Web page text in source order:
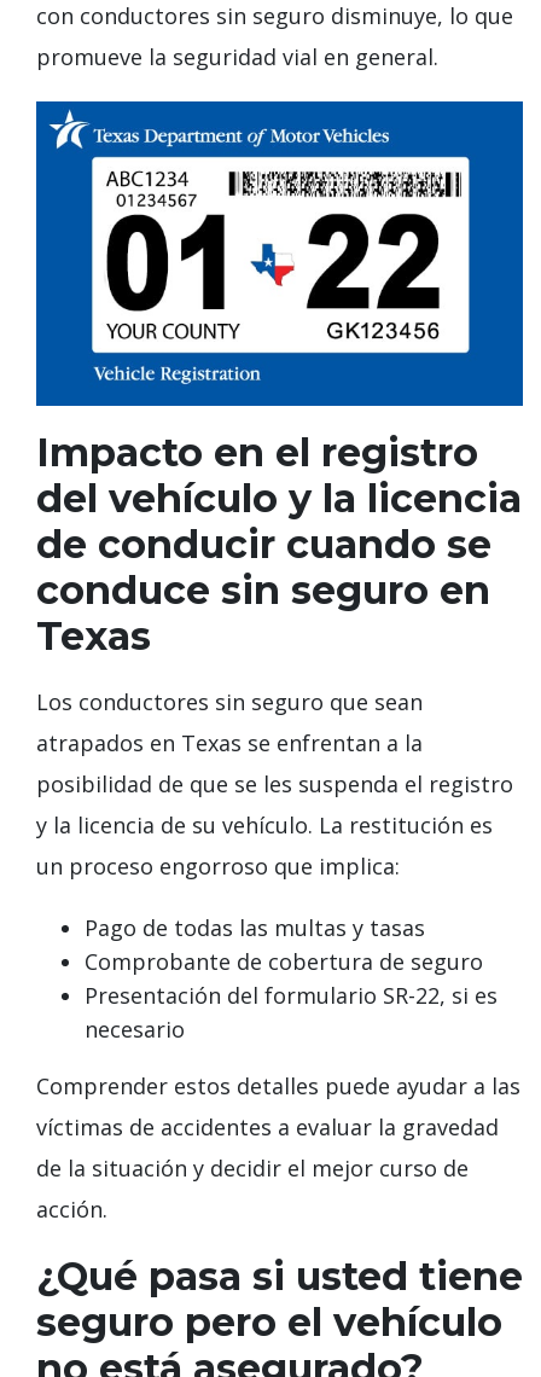
con conductores sin seguro disminuye, lo que
promueve la seguridad vial en general.
Impacto en el registro
del vehículo y la licencia
de conducir cuando se
conduce sin seguro en
Texas
Los conductores sin seguro que sean
atrapados en Texas se enfrentan a la
posibilidad de que se les suspenda el registro
y la licencia de su vehículo. La restitución es
un proceso engorroso que implica:
Pago de todas las multas y tasas
Comprobante de cobertura de seguro
Presentación del formulario SR-22, si es
necesario
Comprender estos detalles puede ayudar a las
víctimas de accidentes a evaluar la gravedad
de la situación y decidir el mejor curso de
acción.
¿Qué pasa si usted tiene
seguro pero el vehículo